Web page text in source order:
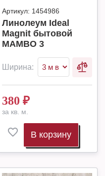
Артикул: 1454986
Линолеум Ideal
Magnit бытовой
MAMBO 3
Ширина:
380 ₽
за кв. м.
В корзину